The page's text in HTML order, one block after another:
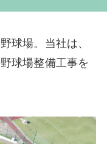
球場。当社は、
球場整備工事を